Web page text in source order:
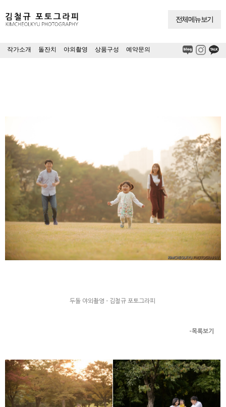
전체메뉴보기
작가소개 돌잔치 야외촬영 상품구성 예약문의
두돌 야외촬영 - 김철규 포토그라피
-목록보기